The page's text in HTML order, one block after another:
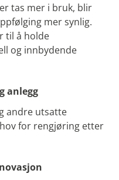
tas mer i bruk, blir
mer synlig.
til å holde
og innbydende
anlegg
andre utsatte
for rengjøring etter